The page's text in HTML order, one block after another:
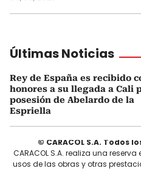
Últimas Noticias
Rey de España es recibido
honores a su llegada a Cali
posesión de Abelardo de la
Espriella
© CARACOL S.A. Todos
CARACOL S.A. realiza una
usos de las obras y otras